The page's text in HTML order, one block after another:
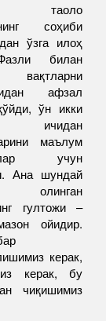
таоло
соҳиби
ўзга илоҳ
билан
вақтларни
афзал
ўн икки
маълум
учун
Ана шундай
олинган
гултожи –
ойидир.
керак,
керак, бу
чиқишимиз